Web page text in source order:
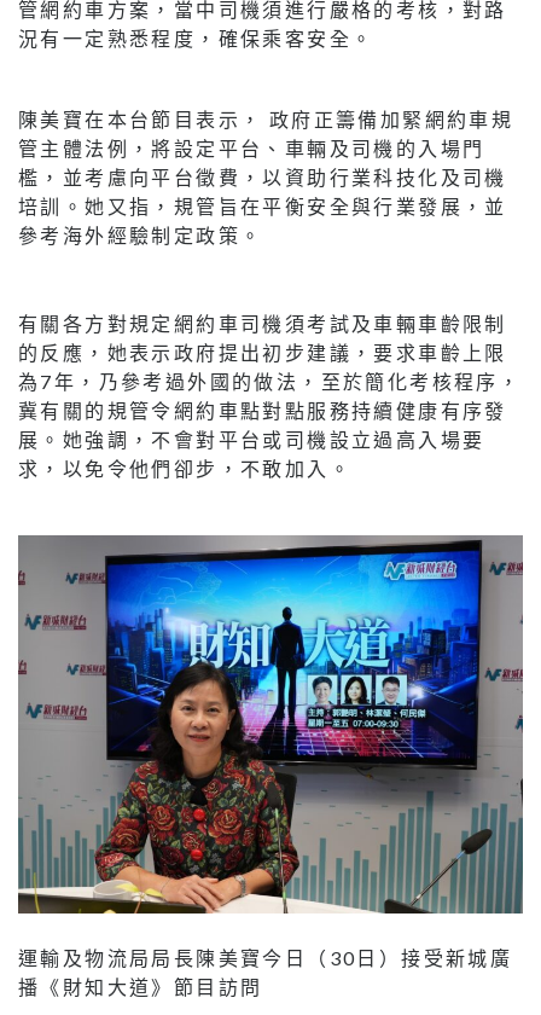
管網約車方案，當中司機須進行嚴格的考核，對路
況有一定熟悉程度，確保乘客安全。
陳美寶在本台節目表示， 政府正籌備加緊網約車規
管主體法例，將設定平台、車輛及司機的入場門
檻，並考慮向平台徵費，以資助行業科技化及司機
培訓。她又指，規管旨在平衡安全與行業發展，並
參考海外經驗制定政策。
有關各方對規定網約車司機須考試及車輛車齡限制
的反應，她表示政府提出初步建議，要求車齡上限
為7年，乃參考過外國的做法，至於簡化考核程序，
冀有關的規管令網約車點對點服務持續健康有序發
展。她強調，不會對平台或司機設立過高入場要
求，以免令他們卻步，不敢加入。
運輸及物流局局長陳美寶今日（30日）接受新城廣
播《財知大道》節目訪問